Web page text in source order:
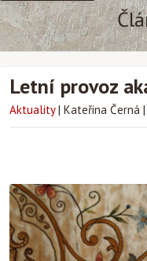
Letní provoz
Aktuality | Kateřina Černá |